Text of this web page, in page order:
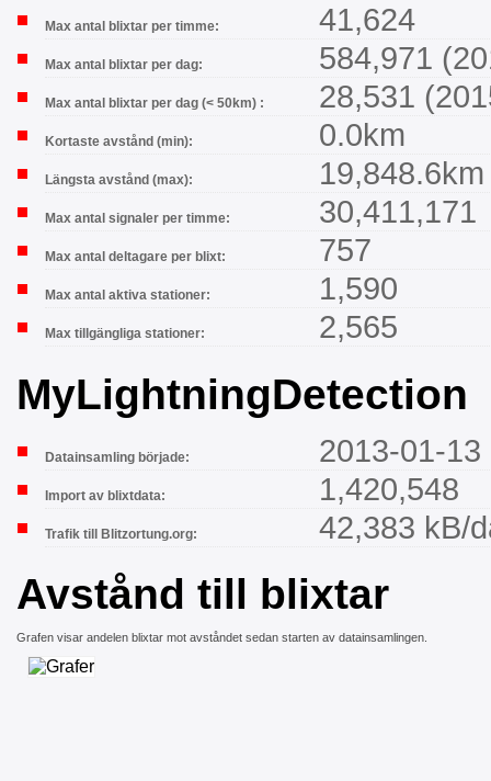
Max antal blixtar per timme: 41,624
Max antal blixtar per dag: 584,971
Max antal blixtar per dag (< 50km) : 28,531
Kortaste avstånd (min): 0.0km
Längsta avstånd (max): 19,848.6km
Max antal signaler per timme: 30,411,171
Max antal deltagare per blixt: 757
Max antal aktiva stationer: 1,590
Max tillgängliga stationer: 2,565
MyLightningDetection
Datainsamling började: 2013-01-13
Import av blixtdata: 1,420,548
Trafik till Blitzortung.org: 42,383 kB/
Avstånd till blixtar
Grafen visar andelen blixtar mot avståndet sedan starten av datainsamlingen.